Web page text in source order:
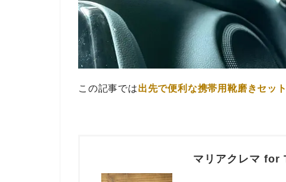
この記事では出先で便利な携帯用靴磨きセッ
マリアクレマ for